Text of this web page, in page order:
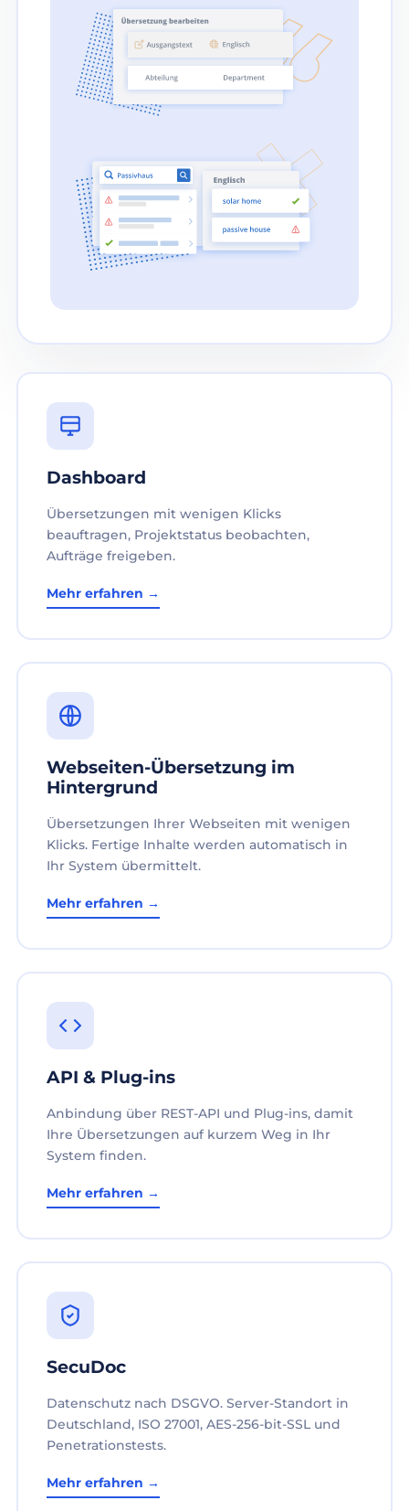
Dashboard
Übersetzungen mit wenigen Klicks
beauftragen, Projektstatus beobachten,
Aufträge freigeben.
Mehr erfahren →
Webseiten-Übersetzung im
Hintergrund
Übersetzungen Ihrer Webseiten mit wenigen
Klicks. Fertige Inhalte werden automatisch in
Ihr System übermittelt.
Mehr erfahren →
API & Plug-ins
Anbindung über REST-API und Plug-ins, damit
Ihre Übersetzungen auf kurzem Weg in Ihr
System finden.
Mehr erfahren →
SecuDoc
Datenschutz nach DSGVO. Server-Standort in
Deutschland, ISO 27001, AES-256-bit-SSL und
Penetrationstests.
Mehr erfahren →